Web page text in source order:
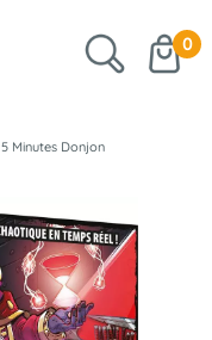
0
5 Minutes Donjon